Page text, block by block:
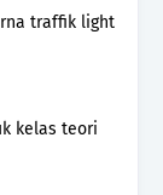
traffik light
kelas teori